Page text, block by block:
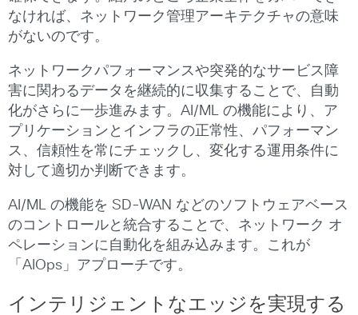
なければ、ネットワーク管理アーキテクチャの意味
がないのです。
ネットワークパフォーマンスや突発的なサービス障
害に関わるデータを継続的に収集することで、自動
化がさらに一歩進みます。AI/ML の機能により、ア
プリケーションとインフラの正常性、パフォーマン
ス、信頼性を常にチェックし、変化する運用条件に
対して適切か判断できます。
AI/ML の機能を SD-WAN などのソフトウェアベース
のコントロールと統合することで、ネットワーク オ
ペレーションに自動化を組み込みます。これが
「AIOps」アプローチです。
インテリジェントなエッジを実現する